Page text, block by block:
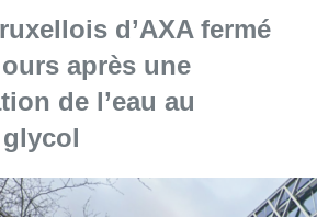
d’AXA fermé
après une
de l’eau au